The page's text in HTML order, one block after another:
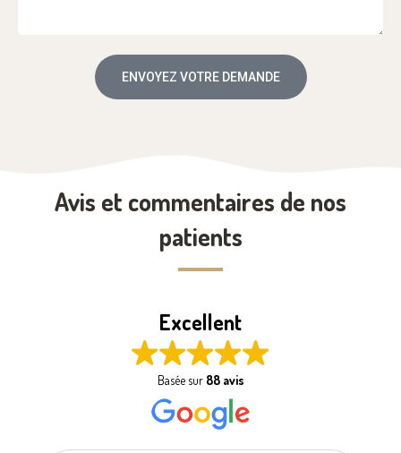
ENVOYEZ VOTRE DEMANDE
Avis et commentaires de nos
patients
Excellent
Basée sur 88 avis